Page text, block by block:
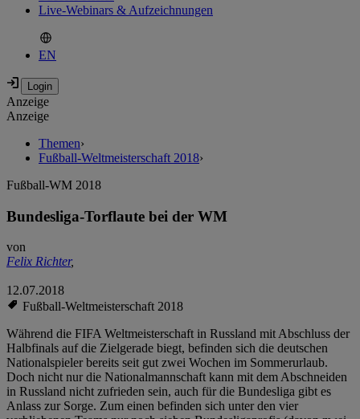
Live-Webinars & Aufzeichnungen
EN
Anzeige
Anzeige
Themen›
Fußball-Weltmeisterschaft 2018›
Fußball-WM 2018
Bundesliga-Torflaute bei der WM
von
Felix Richter,
12.07.2018
Fußball-Weltmeisterschaft 2018
Während die FIFA Weltmeisterschaft in Russland mit Abschluss der
Halbfinals auf die Zielgerade biegt, befinden sich die deutschen
Nationalspieler bereits seit gut zwei Wochen im Sommerurlaub.
Doch nicht nur die Nationalmannschaft kann mit dem Abschneiden
in Russland nicht zufrieden sein, auch für die Bundesliga gibt es
Anlass zur Sorge. Zum einen befinden sich unter den vier